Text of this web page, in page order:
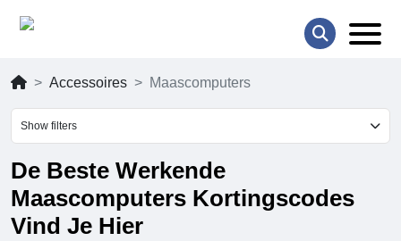
Accessoires Maascomputers
Show filters
De Beste Werkende
Maascomputers Kortingscodes
Vind Je Hier